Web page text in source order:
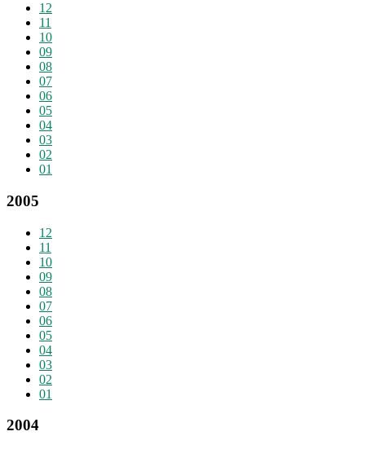
12
11
10
09
08
07
06
05
04
03
02
01
2005
12
11
10
09
08
07
06
05
04
03
02
01
2004